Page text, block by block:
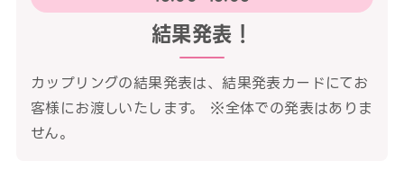
結果発表！
カップリングの結果発表は、結果発表カードにてお
客様にお渡しいたします。 ※全体での発表はありま
せん。